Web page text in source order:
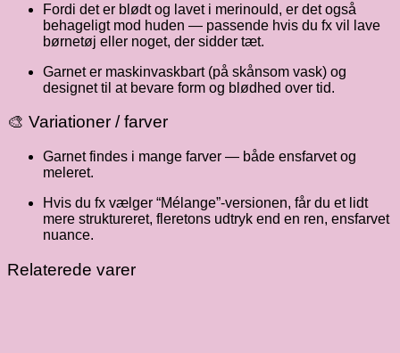
Fordi det er blødt og lavet i merinould, er det også
behageligt mod huden — passende hvis du fx vil lave
børnetøj eller noget, der sidder tæt.
Garnet er maskinvaskbart (på skånsom vask) og
designet til at bevare form og blødhed over tid.
🎨 Variationer / farver
Garnet findes i mange farver — både ensfarvet og
meleret.
Hvis du fx vælger “Mélange”-versionen, får du et lidt
mere struktureret, fleretons udtryk end en ren, ensfarvet
nuance.
Relaterede varer